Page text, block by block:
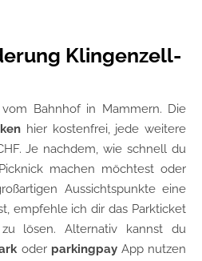
Klingenzell-
Bahnhof in Mammern. Die
hier kostenfrei, jede weitere
Je nachdem, wie schnell du
machen möchtest oder
Aussichtspunkte eine
empfehle ich dir das Parkticket
lösen. Alternativ kannst du
oder parkingpayApp nutzen